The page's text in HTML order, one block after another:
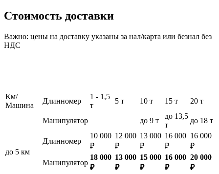
Стоимость доставки
Важно: цены на доставку указаны за нал/карта или безнал без
НДС
Км/
Машина
Длинномер
1 - 1,5
т
5 т 10 т 15 т 20 т
Манипулятор до 9 т
до 13,5
т
до 18 т
до 5 км
Длинномер
10 000
₽
12 000
₽
13 000
₽
16 000
₽
16 000
₽
Манипулятор
18 000
₽
13 000
₽
15 000
₽
16 000
₽
20 000
₽